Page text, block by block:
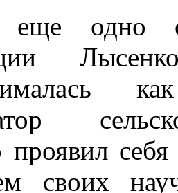
одно
проявил
своих